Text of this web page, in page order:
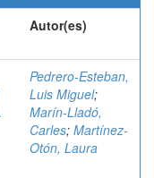
Autor(es)
Pedrero-Esteban,
Luis Miguel;
Marín-Lladó,
Carles; Martínez-
Otón, Laura